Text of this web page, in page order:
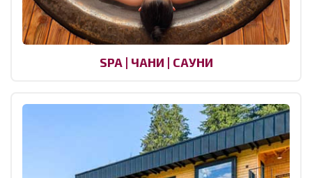
SPA | ЧАНИ | САУНИ